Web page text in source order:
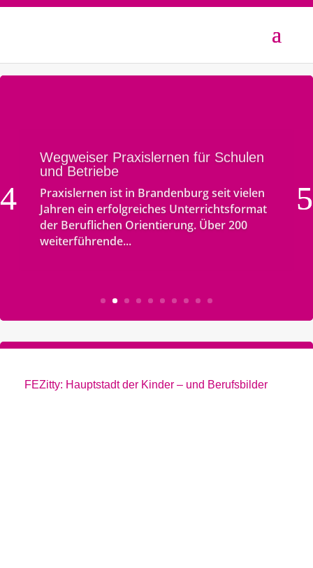
Wegweiser Praxislernen für Schulen
und Betriebe
Praxislernen ist in Brandenburg seit vielen
Jahren ein erfolgreiches Unterrichtsformat
der Beruflichen Orientierung. Über 200
weiterführende...
FEZitty: Hauptstadt der Kinder – und Berufsbilder